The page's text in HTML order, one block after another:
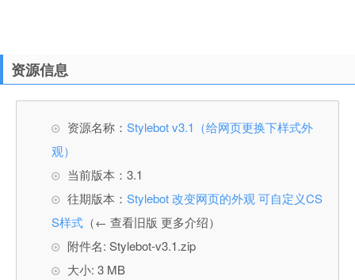
资源信息
资源名称： Stylebot v3.1（给网页更换下样式外
观）
当前版本：3.1
往期版本： Stylebot 改变网页的外观 可自定义CS
S样式 （← 查看旧版 更多介绍）
附件名: Stylebot-v3.1.zip
大小: 3 MB